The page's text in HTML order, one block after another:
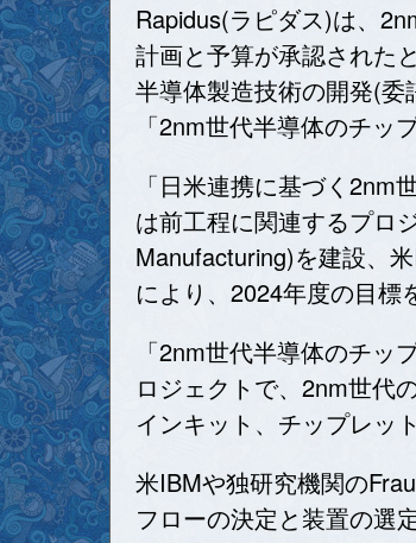
Rapidus(ラピダス)は、
計画と予算が承認された
半導体製造技術の開発(委
「2nm世代半導体のチッ
「日米連携に基づく
は前工程に関連するプロ
Manufacturing)を建設、
により、2024年度の目標
「2nm世代半導体のチ
ロジェクトで、2nm世代
インキット、チップレッ
米IBMや独研究機関の
フローの決定と装置の選